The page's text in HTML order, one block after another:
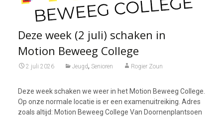
Deze week (2 juli) schaken in
Motion Beweeg College
2 juli 2026 Jeugd, Senioren Rogier Zoun
Deze week schaken we weer in het Motion Beweeg College.
Op onze normale locatie is er een examenuitreiking. Adres
zoals altijd: Motion Beweeg College Van Doornenplantsoen